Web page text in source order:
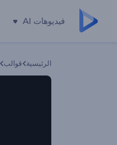
فيديوهات AI
الرئيسية قوالب